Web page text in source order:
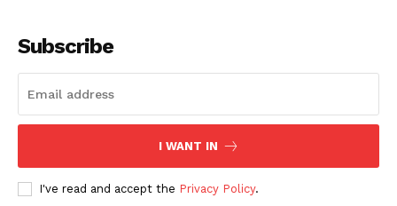
Subscribe
I WANT IN
I've read and accept the Privacy Policy.